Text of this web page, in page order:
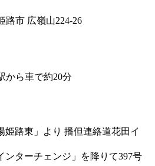
路市 広嶺山224-26
から車で約20分
姫路東」より 播但連絡道花田イ
ンターチェンジ」を降りて397号